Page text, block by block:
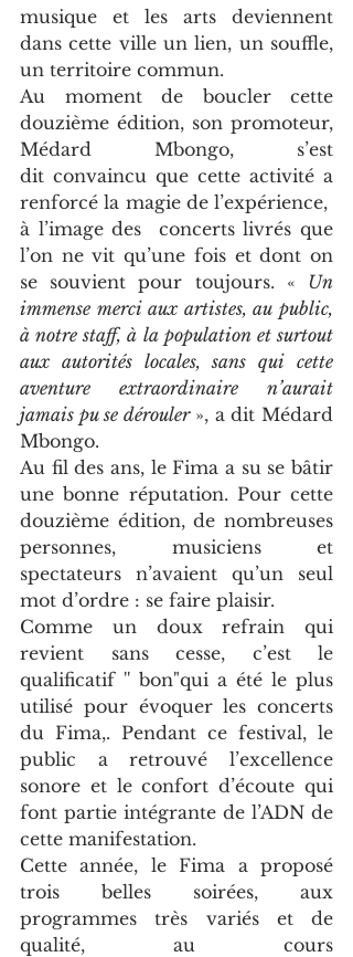
musique et les arts deviennent
dans cette ville un lien, un souffle,
un territoire commun.
Au moment de boucler cette
douzième édition, son promoteur,
Médard Mbongo, s’est
dit convaincu que cette activité a
renforcé la magie de l’expérience,
à l’image des  concerts livrés que
l’on ne vit qu’une fois et dont on
se souvient pour toujours. « Un
immense merci aux artistes, au public,
à notre staff, à la population et surtout
aux autorités locales, sans qui cette
aventure extraordinaire n’aurait
jamais pu se dérouler », a dit Médard
Mbongo.
Au fil des ans, le Fima a su se bâtir
une bonne réputation. Pour cette
douzième édition, de nombreuses
personnes, musiciens et
spectateurs n’avaient qu’un seul
mot d’ordre : se faire plaisir.
Comme un doux refrain qui
revient sans cesse, c’est le
qualificatif '' bon"qui a été le plus
utilisé pour évoquer les concerts
du Fima,. Pendant ce festival, le
public a retrouvé l’excellence
sonore et le confort d’écoute qui
font partie intégrante de l’ADN de
cette manifestation.
Cette année, le Fima a proposé
trois belles soirées, aux
programmes très variés et de
qualité, au cours